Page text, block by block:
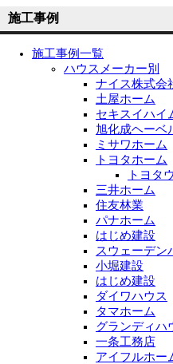
施工事例
施工事例一覧
ハウスメーカー別
ナイス株式
土屋ホーム
セキスイハイ
旭化成ヘーベ
ミサワホーム
トヨタホーム
トヨタ
三井ホーム
住友林業
パナホーム
はじめ建設
スウェーデン
小堀建設
はじめ建設
ダイワハウス
タマホーム
グランディハ
一条工務店
アイフルホー